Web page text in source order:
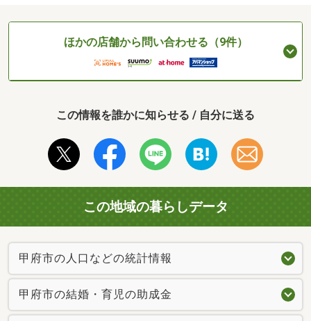
ほかの店舗から問い合わせる（9件）
この情報を誰かに知らせる / 自分に送る
この地域の暮らしデータ
甲府市の人口などの統計情報
甲府市の結婚・育児の助成金